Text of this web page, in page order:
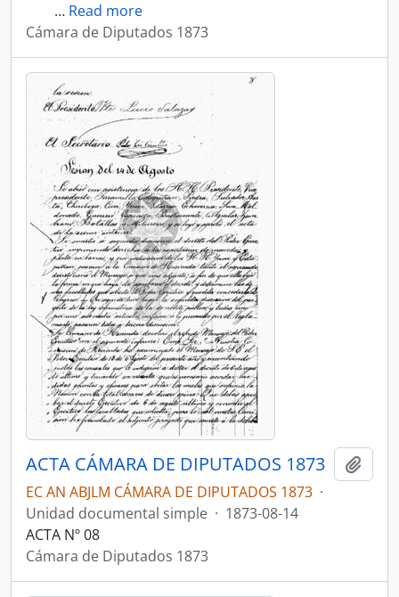
… Read more
Cámara de Diputados 1873
ACTA CÁMARA DE DIPUTADOS 1873
EC AN ABJLM CÁMARA DE DIPUTADOS 1873 ·
Unidad documental simple · 1873-08-14
ACTA Nº 08
Cámara de Diputados 1873